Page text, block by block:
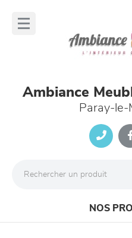
Ambiance
Paray-le-
NOS